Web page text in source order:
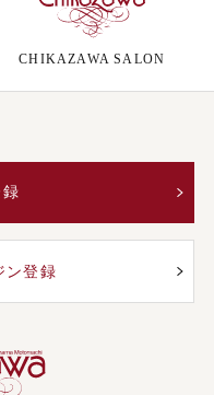
CHIKAZAWA SALON
ン登録